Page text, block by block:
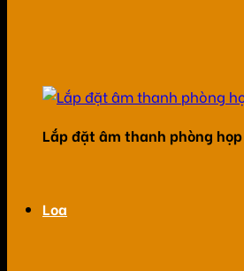
Lắp đặt âm thanh phòng
Loa